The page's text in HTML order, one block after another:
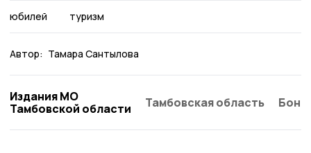
юбилей туризм
Автор: Тамара Сантылова
Издания МО
Тамбовской области
Тамбовская область